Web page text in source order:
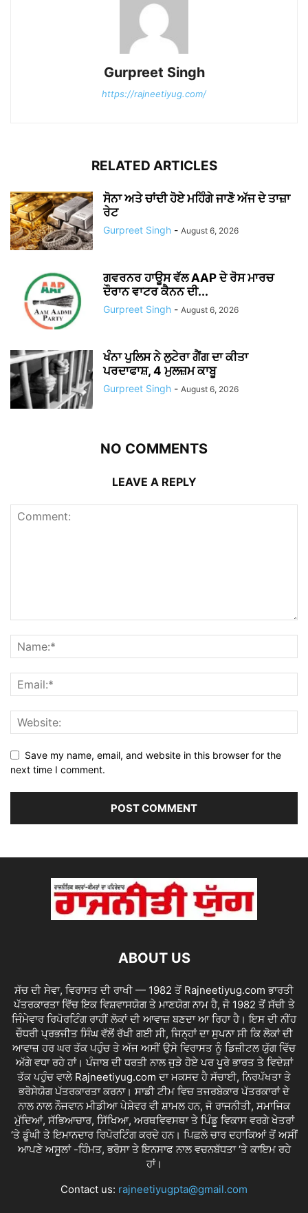
Gurpreet Singh
https://rajneetiyug.com/
RELATED ARTICLES
ਸੋਨਾ ਅਤੇ ਚਾਂਦੀ ਹੋਏ ਮਹਿੰਗੇ ਜਾਣੋ ਅੱਜ ਦੇ ਤਾਜ਼ਾ
ਰੇਟ
Gurpreet Singh - August 6, 2026
ਗਵਰਨਰ ਹਾਊਸ ਵੱਲ AAP ਦੇ ਰੋਸ ਮਾਰਚ
ਦੌਰਾਨ ਵਾਟਰ ਕੈਨਨ ਦੀ...
Gurpreet Singh - August 6, 2026
ਖੰਨਾ ਪੁਲਿਸ ਨੇ ਲੁਟੇਰਾ ਗੈਂਗ ਦਾ ਕੀਤਾ
ਪਰਦਾਫਾਸ਼, 4 ਮੁਲਜ਼ਮ ਕਾਬੂ
Gurpreet Singh - August 6, 2026
NO COMMENTS
LEAVE A REPLY
Save my name, email, and website in this browser for the
next time I comment.
ABOUT US
ਸੱਚ ਦੀ ਸੇਵਾ, ਵਿਰਾਸਤ ਦੀ ਰਾਖੀ — 1982 ਤੋਂ Rajneetiyug.com ਭਾਰਤੀ
ਪੱਤਰਕਾਰਤਾ ਵਿੱਚ ਇਕ ਵਿਸ਼ਵਾਸਯੋਗ ਤੇ ਮਾਣਯੋਗ ਨਾਮ ਹੈ, ਜੋ 1982 ਤੋਂ ਸੱਚੀ ਤੇ
ਜਿੰਮੇਵਾਰ ਰਿਪੋਰਟਿੰਗ ਰਾਹੀਂ ਲੋਕਾਂ ਦੀ ਆਵਾਜ਼ ਬਣਦਾ ਆ ਰਿਹਾ ਹੈ। ਇਸ ਦੀ ਨੀਂਹ
ਚੌਧਰੀ ਪ੍ਰਭਜੀਤ ਸਿੰਘ ਵੱਲੋਂ ਰੱਖੀ ਗਈ ਸੀ, ਜਿਨ੍ਹਾਂ ਦਾ ਸੁਪਨਾ ਸੀ ਕਿ ਲੋਕਾਂ ਦੀ
ਆਵਾਜ਼ ਹਰ ਘਰ ਤੱਕ ਪਹੁੰਚ ਤੇ ਅੱਜ ਅਸੀਂ ਉਸੇ ਵਿਰਾਸਤ ਨੂੰ ਡਿਜ਼ੀਟਲ ਯੁੱਗ ਵਿੱਚ
ਅੱਗੇ ਵਧਾ ਰਹੇ ਹਾਂ। ਪੰਜਾਬ ਦੀ ਧਰਤੀ ਨਾਲ ਜੁੜੇ ਹੋਏ ਪਰ ਪੂਰੇ ਭਾਰਤ ਤੇ ਵਿਦੇਸ਼ਾਂ
ਤੱਕ ਪਹੁੰਚ ਵਾਲੇ Rajneetiyug.com ਦਾ ਮਕਸਦ ਹੈ ਸੱਚਾਈ, ਨਿਰਪੱਖਤਾ ਤੇ
ਭਰੋਸੇਯੋਗ ਪੱਤਰਕਾਰਤਾ ਕਰਨਾ। ਸਾਡੀ ਟੀਮ ਵਿਚ ਤਜਰਬੇਕਾਰ ਪੱਤਰਕਾਰਾਂ ਦੇ
ਨਾਲ ਨਾਲ ਨੌਜਵਾਨ ਮੀਡੀਆ ਪੇਸ਼ੇਵਰ ਵੀ ਸ਼ਾਮਲ ਹਨ, ਜੋ ਰਾਜਨੀਤੀ, ਸਮਾਜਿਕ
ਮੁੱਦਿਆਂ, ਸੱਭਿਆਚਾਰ, ਸਿੱਖਿਆ, ਅਰਥਵਿਵਸਥਾ ਤੇ ਪਿੰਡੂ ਵਿਕਾਸ ਵਰਗੇ ਖੇਤਰਾਂ
‘ਤੇ ਡੂੰਘੀ ਤੇ ਇਮਾਨਦਾਰ ਰਿਪੋਰਟਿੰਗ ਕਰਦੇ ਹਨ। ਪਿਛਲੇ ਚਾਰ ਦਹਾਕਿਆਂ ਤੋਂ ਅਸੀਂ
ਆਪਣੇ ਅਸੂਲਾਂ -ਹਿੰਮਤ, ਭਰੋਸਾ ਤੇ ਇਨਸਾਫ ਨਾਲ ਵਚਨਬੱਧਤਾ ‘ਤੇ ਕਾਇਮ ਰਹੇ
ਹਾਂ।
Contact us: rajneetiyugpta@gmail.com